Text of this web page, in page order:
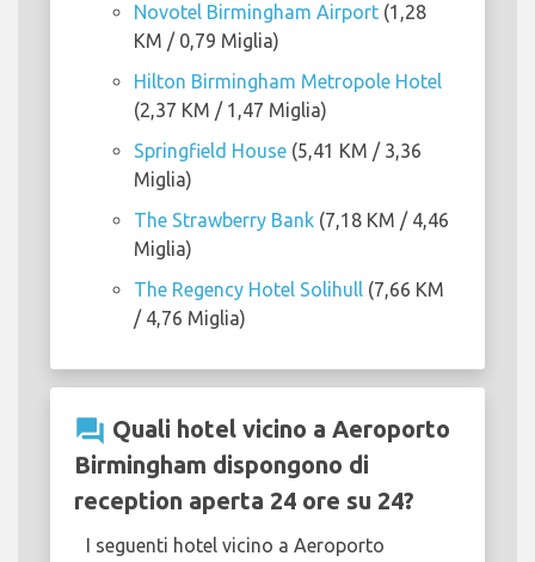
Novotel Birmingham Airport (1,28
KM / 0,79 Miglia)
Hilton Birmingham Metropole Hotel
(2,37 KM / 1,47 Miglia)
Springfield House (5,41 KM / 3,36
Miglia)
The Strawberry Bank (7,18 KM / 4,46
Miglia)
The Regency Hotel Solihull (7,66 KM
/ 4,76 Miglia)
question_answer Quali hotel vicino a Aeroporto
Birmingham dispongono di
reception aperta 24 ore su 24?
I seguenti hotel vicino a Aeroporto